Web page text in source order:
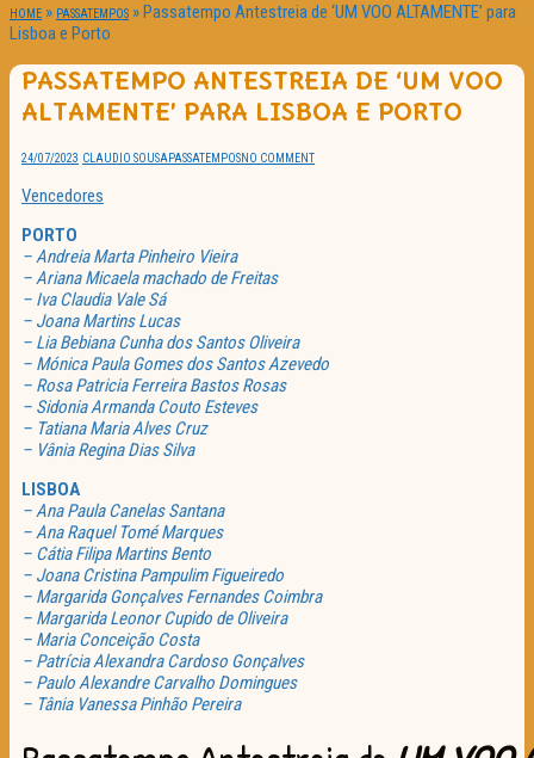
HOME » PASSATEMPOS »Passatempo Antestreia de ‘UM VOO ALTAMENTE’ para
Lisboa e Porto
PASSATEMPO ANTESTREIA DE ‘UM VOO
ALTAMENTE’ PARA LISBOA E PORTO
24/07/2023 CLAUDIO SOUSAPASSATEMPOSNO COMMENT
Vencedores
PORTO
– Andreia Marta Pinheiro Vieira
– Ariana Micaela machado de Freitas
– Iva Claudia Vale Sá
– Joana Martins Lucas
– Lia Bebiana Cunha dos Santos Oliveira
– Mónica Paula Gomes dos Santos Azevedo
– Rosa Patricia Ferreira Bastos Rosas
– Sidonia Armanda Couto Esteves
– Tatiana Maria Alves Cruz
– Vânia Regina Dias Silva
LISBOA
– Ana Paula Canelas Santana
– Ana Raquel Tomé Marques
– Cátia Filipa Martins Bento
– Joana Cristina Pampulim Figueiredo
– Margarida Gonçalves Fernandes Coimbra
– Margarida Leonor Cupido de Oliveira
– Maria Conceição Costa
– Patrícia Alexandra Cardoso Gonçalves
– Paulo Alexandre Carvalho Domingues
– Tânia Vanessa Pinhão Pereira